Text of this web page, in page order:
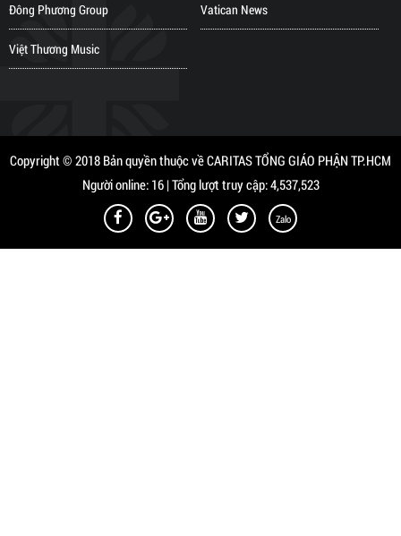
Đông Phương Group
Việt Thương Music
Vatican News
Copyright © 2018 Bản quyền thuộc về CARITAS TỔNG GIÁO PHẬN TP.HCM
Người online: 16 | Tổng lượt truy cập: 4,537,523
Zalo